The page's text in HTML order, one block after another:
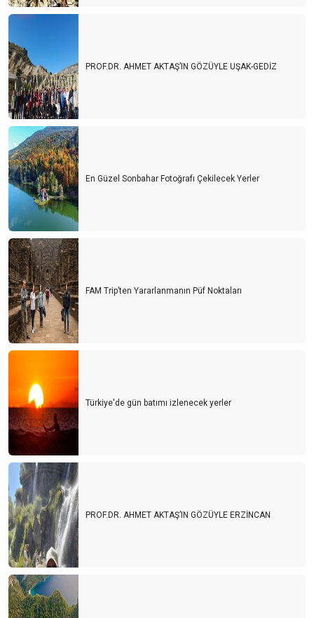
PROF.DR. AHMET AKTAŞ’IN GÖZÜYLE UŞAK-GEDİZ
En Güzel Sonbahar Fotoğrafı Çekilecek Yerler
FAM Trip’ten Yararlanmanın Püf Noktaları
Türkiye'de gün batımı izlenecek yerler
PROF.DR. AHMET AKTAŞ’IN GÖZÜYLE ERZİNCAN